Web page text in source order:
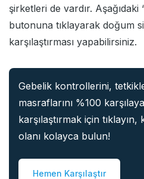
şirketleri de vardır. Aşağıdaki
butonuna tıklayarak doğum
karşılaştırması yapabilirsiniz.
Gebelik kontrollerini,
masraflarını %100
karşılaştırmak için
olanı kolayca bulun!
Hemen Karşılaştır